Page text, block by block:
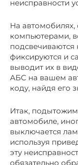
неисправности
На
компьютерами,
подсвечиваются
фиксируются и
выводит их в
АБС на вашем
коду, найдя его
Итак,
автомобиле,
выключается
используя
эту
обязательно